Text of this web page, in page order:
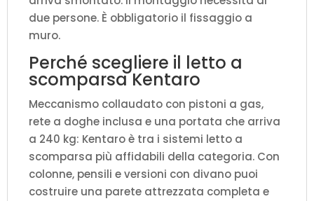
due persone. È obbligatorio il fissaggio a
muro.
Perché scegliere il letto a
scomparsa Kentaro
Meccanismo collaudato con pistoni a gas,
rete a doghe inclusa e una portata che arriva
a 240 kg: Kentaro è tra i sistemi letto a
scomparsa più affidabili della categoria. Con
colonne, pensili e versioni con divano puoi
costruire una parete attrezzata completa e